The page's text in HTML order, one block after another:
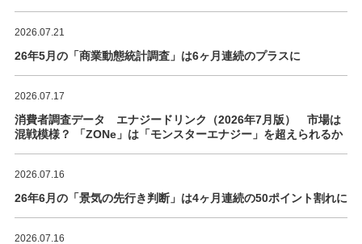
2026.07.21
26年5月の「商業動態統計調査」は6ヶ月連続のプラスに
2026.07.17
消費者調査データ エナジードリンク（2026年7月版） 市場は
混戦模様？ 「ZONe」は「モンスターエナジー」を超えられるか
2026.07.16
26年6月の「景気の先行き判断」は4ヶ月連続の50ポイント割れに
2026.07.16